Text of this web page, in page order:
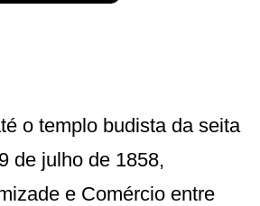
o templo budista da seita
de julho de 1858,
e Comércio entre